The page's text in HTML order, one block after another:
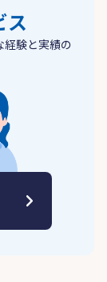
ス
経験と実績の